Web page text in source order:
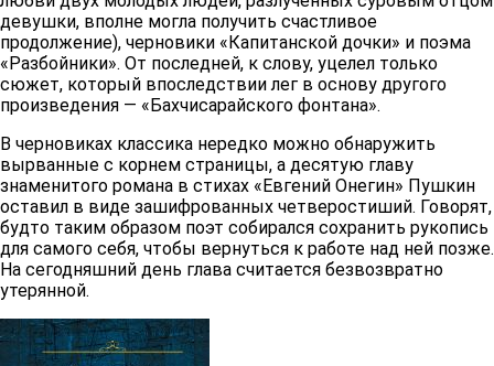
девушки, вполне могла получить счастливое
продолжение), черновики «Капитанской дочки» и поэма
«Разбойники». От последней, к слову, уцелел только
сюжет, который впоследствии лег в основу другого
произведения — «Бахчисарайского фонтана».
В черновиках классика нередко можно обнаружить
вырванные с корнем страницы, а десятую главу
знаменитого романа в стихах «Евгений Онегин» Пушкин
оставил в виде зашифрованных четверостиший. Говорят,
будто таким образом поэт собирался сохранить рукопись
для самого себя, чтобы вернуться к работе над ней позже.
На сегодняшний день глава считается безвозвратно
утерянной.